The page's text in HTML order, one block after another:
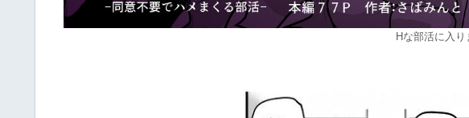
Hな部活に入